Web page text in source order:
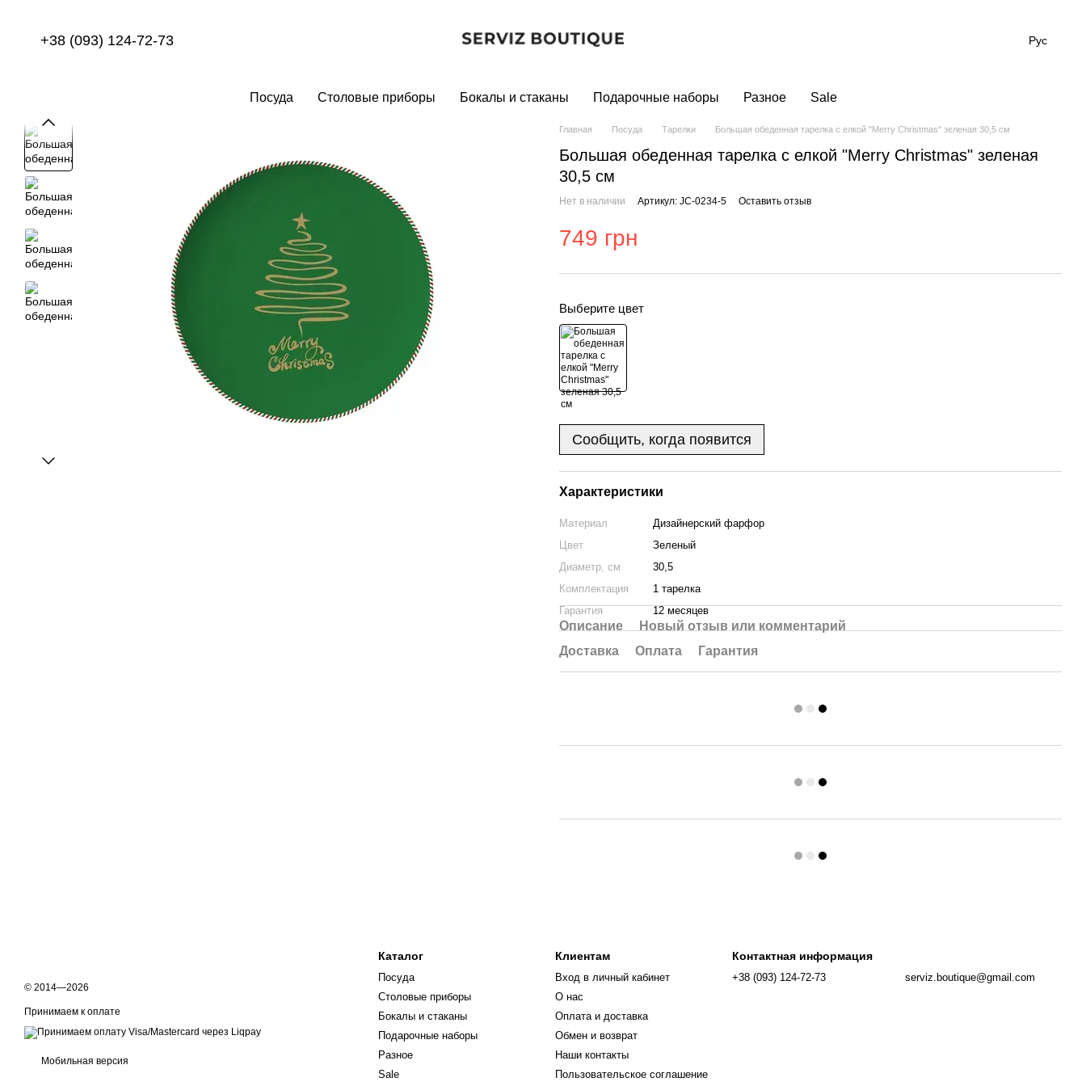
+38 (093) 124-72-73 Рус
Посуда Столовые приборы Бокалы и стаканы Подарочные наборы Разное Sale
Главная Посуда Тарелки Большая обеденная тарелка с елкой "Merry Christmas" зеленая 30,5 см
Большая обеденная тарелка с елкой "Merry Christmas" зеленая
30,5 см
Нет в наличии Артикул: JC-0234-5 Оставить отзыв
749 грн
Выберите цвет
Сообщить, когда появится
Характеристики
Материал
Дизайнерский фарфор
Цвет
Зеленый
Диаметр, см
30,5
Комплектация
1 тарелка
Гарантия
12 месяцев
Описание
Новый отзыв или комментарий
Доставка
Оплата Гарантия
© 2014—2026
Принимаем к оплате
Мобильная версия
Каталог
Посуда
Столовые приборы
Бокалы и стаканы
Подарочные наборы
Разное
Sale
Клиентам
Вход в личный кабинет
О нас
Оплата и доставка
Обмен и возврат
Наши контакты
Пользовательское соглашение
Контактная информация
+38 (093) 124-72-73 serviz.boutique@gmail.com